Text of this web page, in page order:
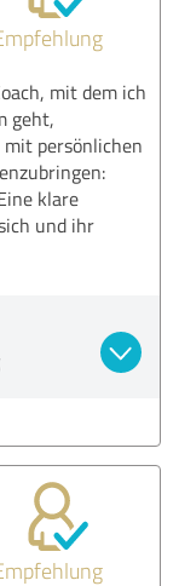
mit dem ich
geht,
persönlichen
klare
und ihr